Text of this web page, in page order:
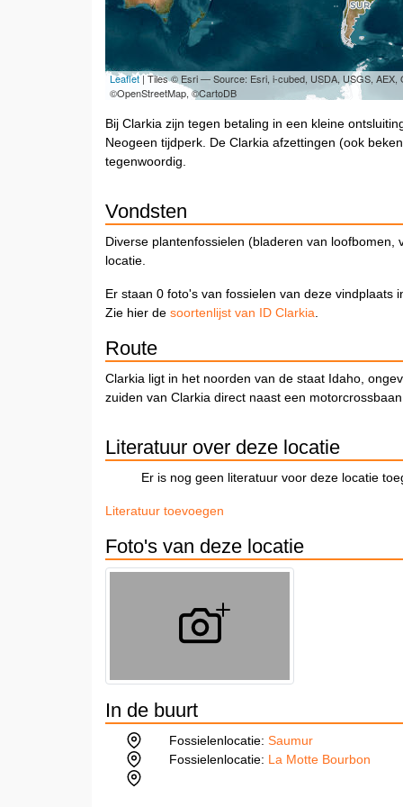
Leaflet| Tiles © Esri — Source: Esri, i-cubed, USDA, USGS, AEX,
©OpenStreetMap, ©CartoDB
Bij Clarkia zijn tegen betaling in een kleine
Neogeen tijdperk. De Clarkia afzettingen (ook
tegenwoordig.
Vondsten
Diverse plantenfossielen (bladeren van
locatie.
Er staan 0 foto's van fossielen van deze vindplaats
Zie hier de soortenlijst van ID Clarkia
Route
Clarkia ligt in het noorden van de staat Idaho,
zuiden van Clarkia direct naast een
Literatuur over deze locatie
Er is nog geen literatuur voor deze locatie
Literatuur toevoegen
Foto's van deze locatie
In de buurt
Fossielenlocatie:Saumur
Fossielenlocatie: La Motte Bourbon